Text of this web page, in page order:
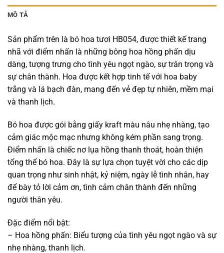
MÔ TẢ
Sản phẩm trên là bó hoa tươi HB054, được thiết kế trang
nhã với điểm nhấn là những bông hoa hồng phấn dịu
dàng, tượng trưng cho tình yêu ngọt ngào, sự trân trọng và
sự chân thành. Hoa được kết hợp tinh tế với hoa baby
trắng và lá bạch đàn, mang đến vẻ đẹp tự nhiên, mềm mại
và thanh lịch.
Bó hoa được gói bằng giấy kraft màu nâu nhẹ nhàng, tạo
cảm giác mộc mạc nhưng không kém phần sang trọng.
Điểm nhấn là chiếc nơ lụa hồng thanh thoát, hoàn thiện
tổng thể bó hoa. Đây là sự lựa chọn tuyệt vời cho các dịp
quan trọng như sinh nhật, kỷ niệm, ngày lễ tình nhân, hay
để bày tỏ lời cảm ơn, tình cảm chân thành đến những
người thân yêu.
Đặc điểm nổi bật:
– Hoa hồng phấn: Biểu tượng của tình yêu ngọt ngào và sự
nhẹ nhàng, thanh lịch.